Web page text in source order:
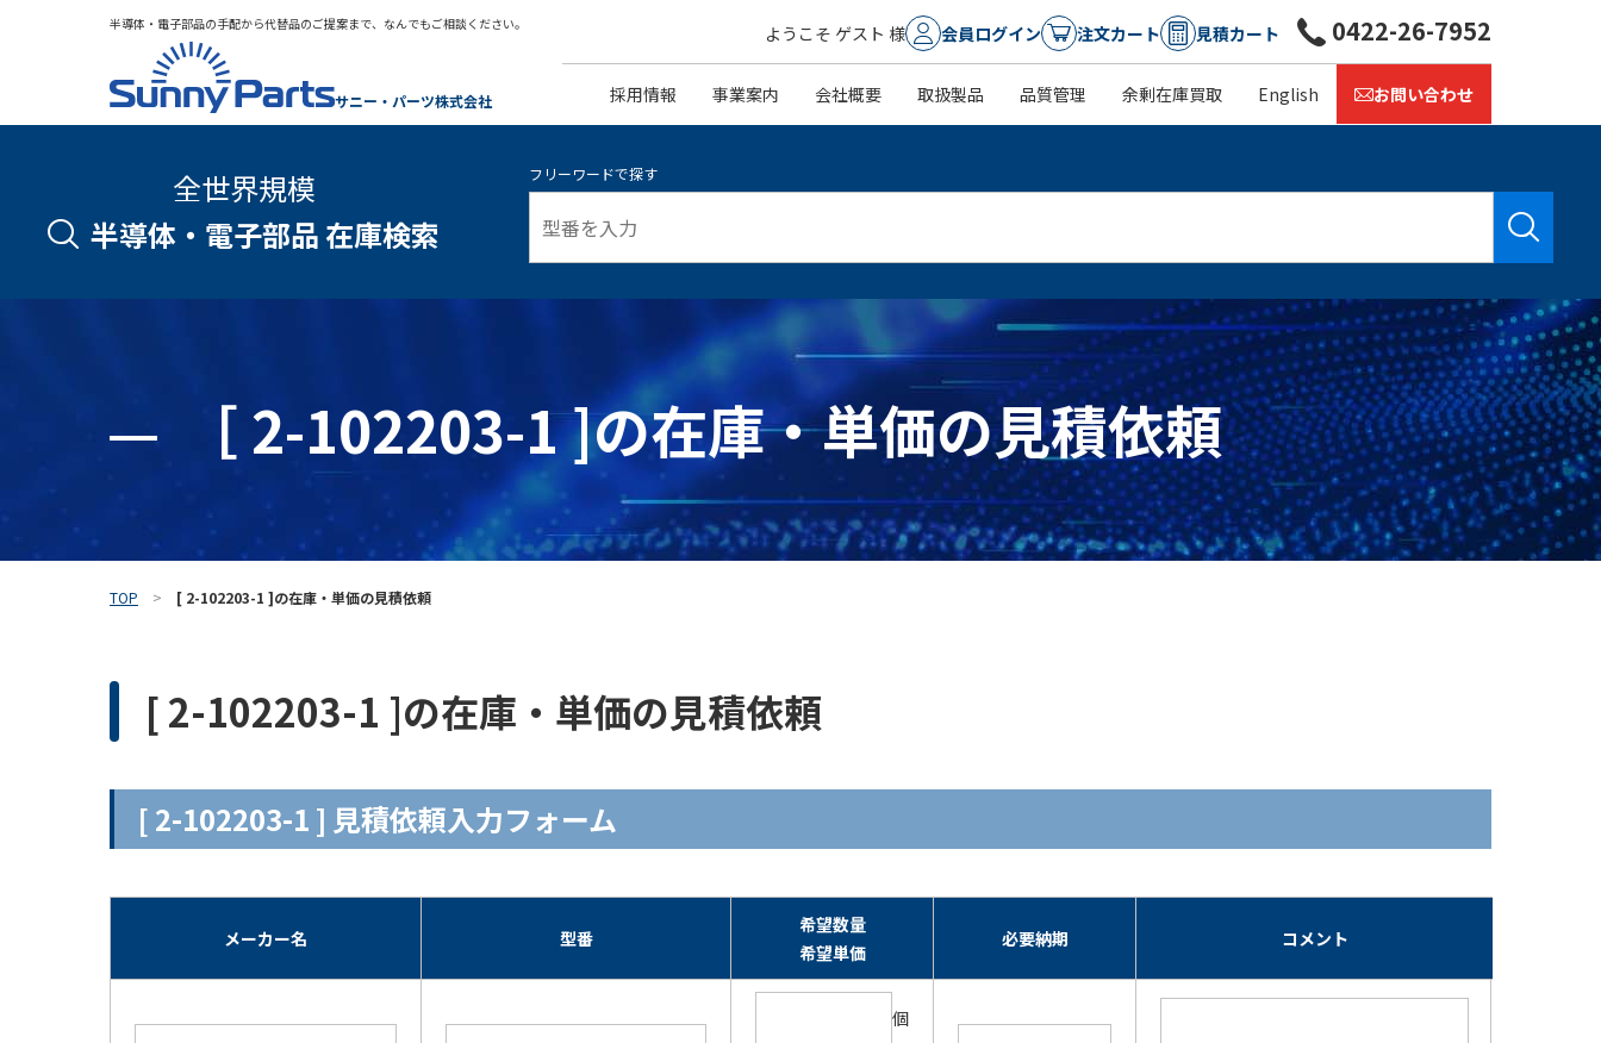
半導体・電子部品の手配から代替品のご提案まで、なんでもご相談ください。
サニー・パーツ株式会社
ようこそ ゲスト 様 会員ログイン 注文カート 見積カート
採用情報 事業案内 会社概要 取扱製品 品質管理 余剰在庫買取 English お問い合わせ
0422-26-7952
全世界規模
半導体・電子部品 在庫検索
フリーワードで探す
［ 2-102203-1 ]の在庫・単価の見積依頼
TOP [ 2-102203-1 ]の在庫・単価の見積依頼
[ 2-102203-1 ]の在庫・単価の見積依頼
[ 2-102203-1 ] 見積依頼入力フォーム
メーカー名 型番
希望数量
希望単価
必要納期 コメント
個